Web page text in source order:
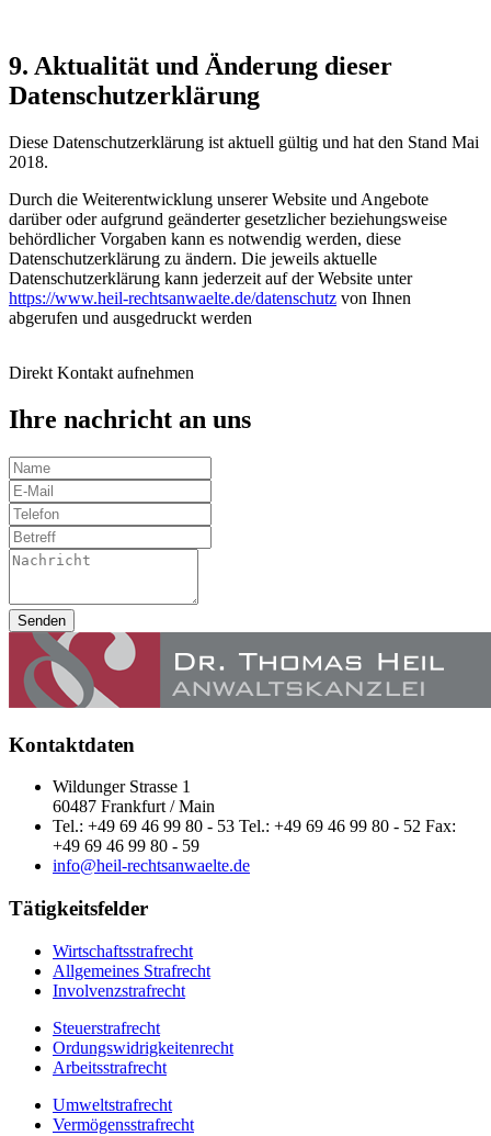
9. Aktualität und Änderung dieser
Datenschutzerklärung
Diese Datenschutzerklärung ist aktuell gültig und hat den Stand Mai
2018.
Durch die Weiterentwicklung unserer Website und Angebote
darüber oder aufgrund geänderter gesetzlicher beziehungsweise
behördlicher Vorgaben kann es notwendig werden, diese
Datenschutzerklärung zu ändern. Die jeweils aktuelle
Datenschutzerklärung kann jederzeit auf der Website unter
https://www.heil-rechtsanwaelte.de/datenschutz von Ihnen
abgerufen und ausgedruckt werden
Direkt Kontakt aufnehmen
Ihre nachricht an uns
Senden
Kontaktdaten
Wildunger Strasse 1
60487 Frankfurt / Main
Tel.: +49 69 46 99 80 - 53 Tel.: +49 69 46 99 80 - 52 Fax:
+49 69 46 99 80 - 59
info@heil-rechtsanwaelte.de
Tätigkeitsfelder
Wirtschaftsstrafrecht
Allgemeines Strafrecht
Involvenzstrafrecht
Steuerstrafrecht
Ordungswidrigkeitenrecht
Arbeitsstrafrecht
Umweltstrafrecht
Vermögensstrafrecht